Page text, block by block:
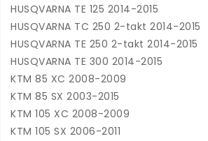
HUSQVARNA TE 125 2014-2015
HUSQVARNA TC 250 2-takt 2014-2015
HUSQVARNA TE 250 2-takt 2014-2015
HUSQVARNA TE 300 2014-2015
KTM 85 XC 2008-2009
KTM 85 SX 2003-2015
KTM 105 XC 2008-2009
KTM 105 SX 2006-2011